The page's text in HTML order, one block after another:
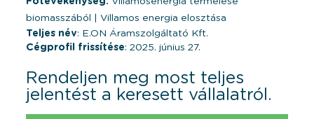
biomasszából
Villamos energia elosztása
Teljes név: E.ON Áramszolgáltató Kft.
Cégprofil frissítése: 2025. június 27.
Rendeljen meg most teljes
jelentést a keresett vállalatról.